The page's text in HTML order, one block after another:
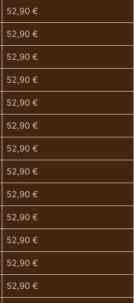
52,90 €
52,90 €
52,90 €
52,90 €
52,90 €
52,90 €
52,90 €
52,90 €
52,90 €
52,90 €
52,90 €
52,90 €
52,90 €